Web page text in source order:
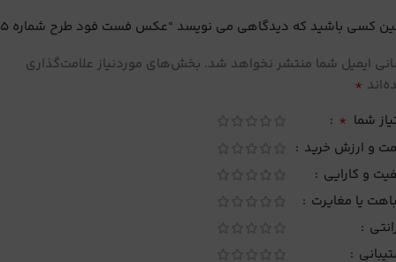
کسی باشید که دیدگاهی می نویسد “عکس فست فود طرح شماره 5”
ایمیل شما منتشر نخواهد شد. بخش‌های موردنیاز علامت‌گذاری
*
شما *
و ارزش خرید
و کارایی
یا مغایرت